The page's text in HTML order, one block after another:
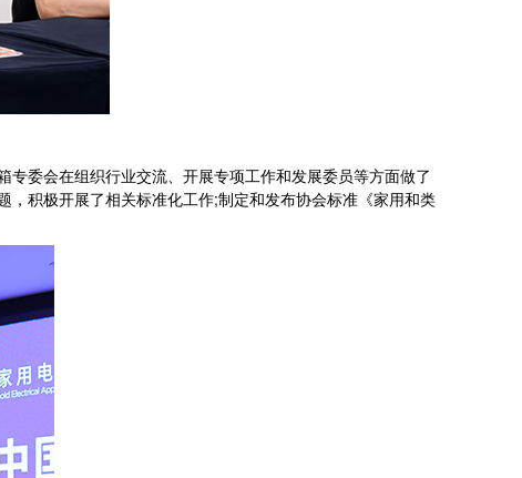
委会在组织行业交流、开展专项工作和发展委员等方面做了
积极开展了相关标准化工作;制定和发布协会标准《家用和类